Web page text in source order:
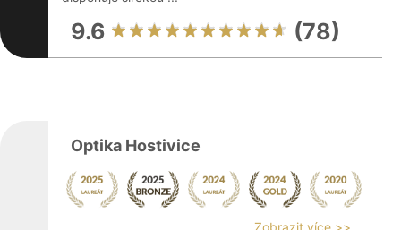
9.6 (78)
Optika Hostivice
Zobrazit více >>